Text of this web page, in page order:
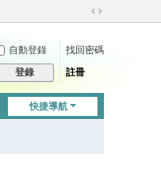
切
到
自動登錄
找回密碼
登錄 註冊
快捷導航